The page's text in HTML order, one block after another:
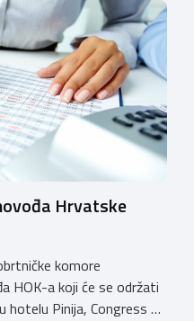
postupak
omogućili
znanja, a
Hrvatske
komore
HOK-a koji će se održati
hotelu Pinija, Congress &